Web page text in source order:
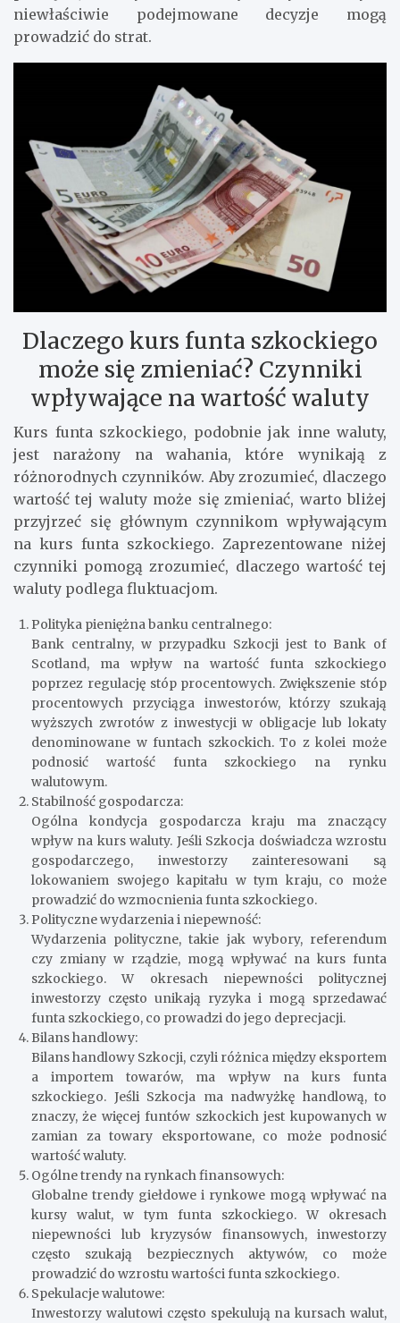
niewłaściwie podejmowane decyzje mogą
prowadzić do strat.
Dlaczego kurs funta szkockiego
może się zmieniać? Czynniki
wpływające na wartość waluty
Kurs funta szkockiego, podobnie jak inne waluty,
jest narażony na wahania, które wynikają z
różnorodnych czynników. Aby zrozumieć, dlaczego
wartość tej waluty może się zmieniać, warto bliżej
przyjrzeć się głównym czynnikom wpływającym
na kurs funta szkockiego. Zaprezentowane niżej
czynniki pomogą zrozumieć, dlaczego wartość tej
waluty podlega fluktuacjom.
Polityka pieniężna banku centralnego:
Bank centralny, w przypadku Szkocji jest to Bank of
Scotland, ma wpływ na wartość funta szkockiego
poprzez regulację stóp procentowych. Zwiększenie stóp
procentowych przyciąga inwestorów, którzy szukają
wyższych zwrotów z inwestycji w obligacje lub lokaty
denominowane w funtach szkockich. To z kolei może
podnosić wartość funta szkockiego na rynku
walutowym.
Stabilność gospodarcza:
Ogólna kondycja gospodarcza kraju ma znaczący
wpływ na kurs waluty. Jeśli Szkocja doświadcza wzrostu
gospodarczego, inwestorzy zainteresowani są
lokowaniem swojego kapitału w tym kraju, co może
prowadzić do wzmocnienia funta szkockiego.
Polityczne wydarzenia i niepewność:
Wydarzenia polityczne, takie jak wybory, referendum
czy zmiany w rządzie, mogą wpływać na kurs funta
szkockiego. W okresach niepewności politycznej
inwestorzy często unikają ryzyka i mogą sprzedawać
funta szkockiego, co prowadzi do jego deprecjacji.
Bilans handlowy:
Bilans handlowy Szkocji, czyli różnica między eksportem
a importem towarów, ma wpływ na kurs funta
szkockiego. Jeśli Szkocja ma nadwyżkę handlową, to
znaczy, że więcej funtów szkockich jest kupowanych w
zamian za towary eksportowane, co może podnosić
wartość waluty.
Ogólne trendy na rynkach finansowych:
Globalne trendy giełdowe i rynkowe mogą wpływać na
kursy walut, w tym funta szkockiego. W okresach
niepewności lub kryzysów finansowych, inwestorzy
często szukają bezpiecznych aktywów, co może
prowadzić do wzrostu wartości funta szkockiego.
Spekulacje walutowe:
Inwestorzy walutowi często spekulują na kursach walut,